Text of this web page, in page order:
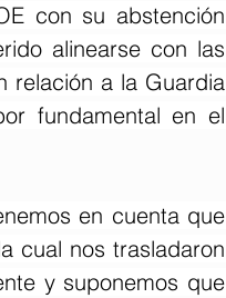
con su abstención
alinearse con las
relación a la Guardia
fundamental en el
en cuenta que
cual nos trasladaron
y suponemos que